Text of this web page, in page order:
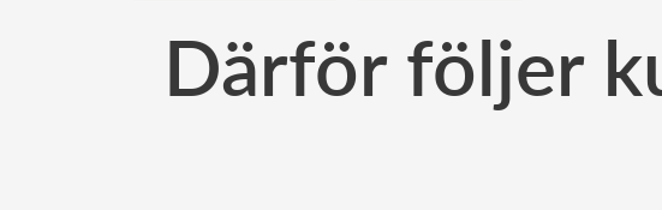
Därför följer